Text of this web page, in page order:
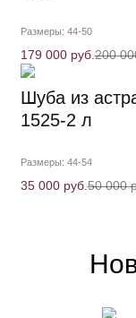
Размеры: 44-50
179 000 руб.200
Шуба из
1525-2 л
Размеры: 44-54
35 000 руб.50 000